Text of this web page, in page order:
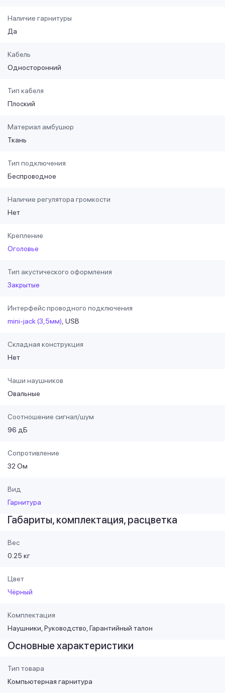
Наличие гарнитуры
Да
Кабель
Односторонний
Тип кабеля
Плоский
Материал амбушюр
Ткань
Тип подключения
Беспроводное
Наличие регулятора громкости
Нет
Крепление
Оголовье
Тип акустического оформления
Закрытые
Интерфейс проводного подключения
mini-jack (3,5мм) USB
Складная конструкция
Нет
Чаши наушников
Овальные
Соотношение сигнал/шум
96 дБ
Сопротивление
32 Ом
Вид
Гарнитура
Габариты, комплектация, расцветка
Вес
0.25 кг
Цвет
Чёрный
Комплектация
Наушники, Руководство, Гарантийный талон
Основные характеристики
Тип товара
Компьютерная гарнитура